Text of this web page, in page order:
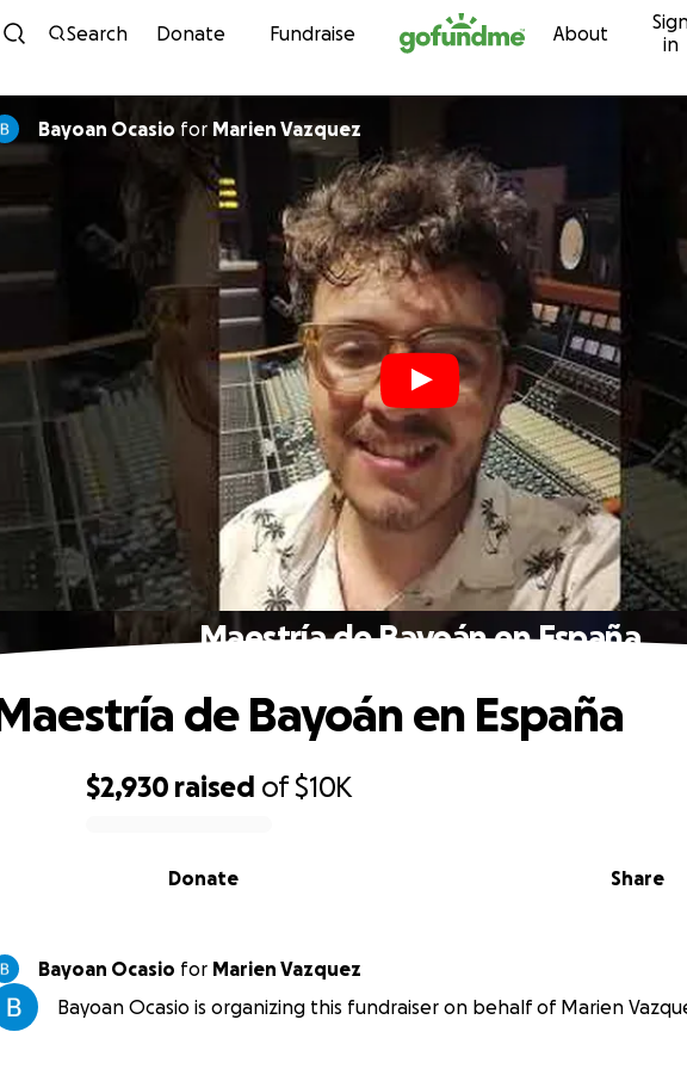
Skip to content
Search Donate Fundraise About
in
Bayoan Ocasio for Marien Vazquez
Maestría de Bayoán en España
$2,930 raised of$10K
Share
Donate
de Bayoán en España
Bayoan Ocasio for Marien Vazquez
Bayoan Ocasio is organizing this fundraiser on behalf of Marien